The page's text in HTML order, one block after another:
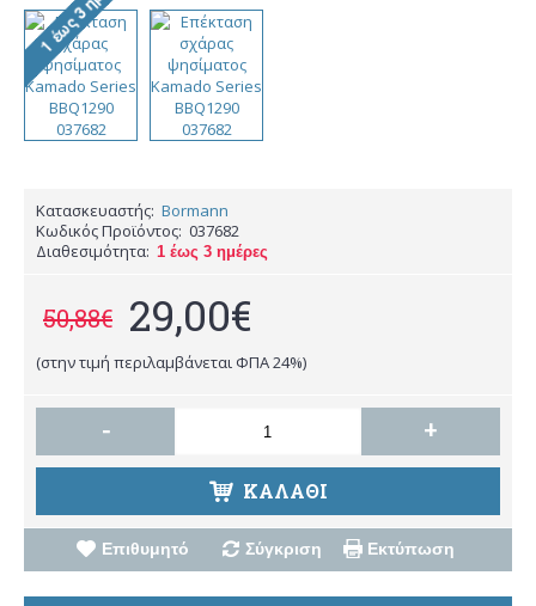
Κατασκευαστής: Bormann
Κωδικός Προϊόντος: 037682
Διαθεσιμότητα: 1 έως 3 ημέρες
50,88€ 29,00€
(στην τιμή περιλαμβάνεται ΦΠΑ 24%)
- +
ΚΑΛΆΘΙ
Επιθυμητό Σύγκριση Εκτύπωση